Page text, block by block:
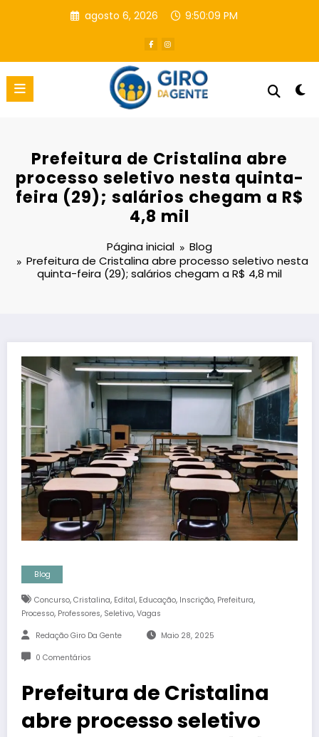
agosto 6, 2026 9:50:09 PM
Prefeitura de Cristalina abre
processo seletivo nesta quinta-
feira (29); salários chegam a R$
4,8 mil
Página inicial
Blog
Prefeitura de Cristalina abre processo seletivo nesta
quinta-feira (29); salários chegam a R$ 4,8 mil
Blog
Concurso, Cristalina, Edital, Educação, Inscrição, Prefeitura,
Processo, Professores, Seletivo, Vagas
Redação Giro Da Gente Maio 28, 2025
0 Comentários
Prefeitura de Cristalina
abre processo seletivo